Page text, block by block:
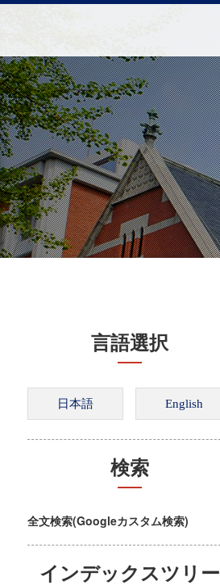
言語選択
検索
全文検索(Googleカスタム検索)
インデックスツリー